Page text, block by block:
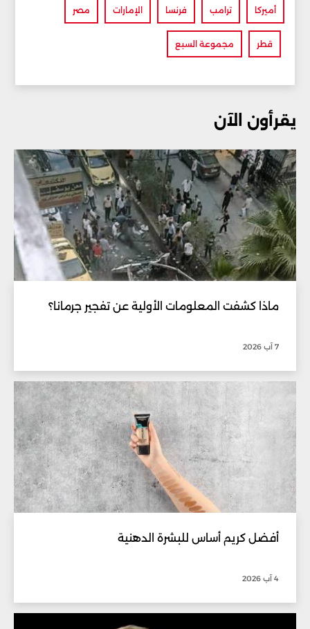
أميركا ترامب فرنسا الإمارات مصر
قطر مجموعة السبع
يقرأون الآن
ماذا كشفت المعلومات الأولية عن تفجير جرمانا؟
7 آب 2026
أفضل كريم أساس للبشرة الدهنية
4 آب 2026